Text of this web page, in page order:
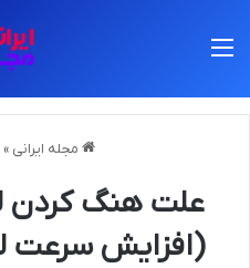
مجله ایرانی »
علت هنگ
(افزایش سرعت